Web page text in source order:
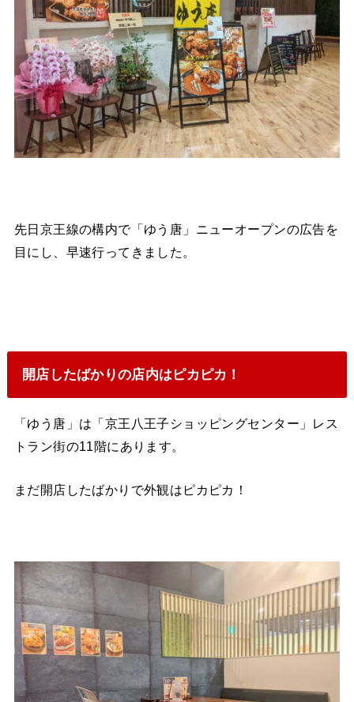
先日京王線の構内で「ゆう唐」ニューオープンの広告を
目にし、早速行ってきました。
開店したばかりの店内はピカピカ！
「ゆう唐」は「京王八王子ショッピングセンター」レス
トラン街の11階にあります。
まだ開店したばかりで外観はピカピカ！